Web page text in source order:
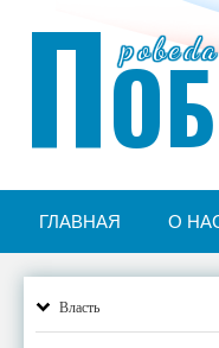
П
ГЛАВНАЯ О
Власть